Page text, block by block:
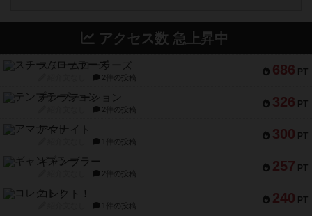
アクセス数 急上昇中
686 PT
スチームローラーズ
2件の投稿
326 PT
テンプテーション
2件の投稿
300 PT
アマナイト
1件の投稿
257 PT
ギャンブラー
2件の投稿
240 PT
コレクト！
1件の投稿